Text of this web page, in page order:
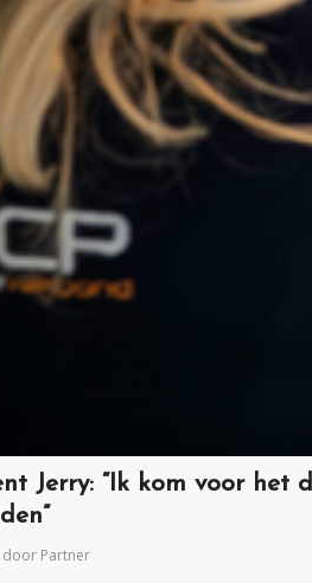
Jerry: “Ik kom voor het
door Partner